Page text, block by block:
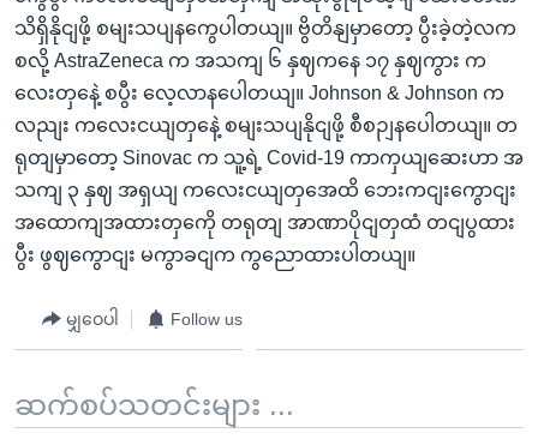
သိရှိနိုငျဖို့ စမျးသပျနကွေပါတယျ။ ဗွိတိနျမှာတော့ ပွီးခဲ့တဲ့လက
စလို့ AstraZeneca က အသကျ ၆ နှဈကနေ ၁၇ နှဈကွား က
လေးတှနေဲ့ စပွီး လေ့လာနပေါတယျ။ Johnson & Johnson က
လညျး ကလေးငယျတှနေဲ့ စမျးသပျနိုငျဖို့ စီစဉျနပေါတယျ။ တ
ရုတျမှာတော့ Sinovac က သူ့ရဲ့ Covid-19 ကာကှယျဆေးဟာ အ
သကျ ၃ နှဈ အရှယျ ကလေးငယျတှအေထိ ဘေးကငျးကွောငျး
အထောကျအထားတှကေို တရုတျ အာဏာပိုငျတှထံ တငျပွထား
ပွီး ဖွဈကွောငျး မကွာခငျက ကွညောထားပါတယျ။
မျှဝေပါ Follow us
ဆက်စပ်သတင်းများ ...